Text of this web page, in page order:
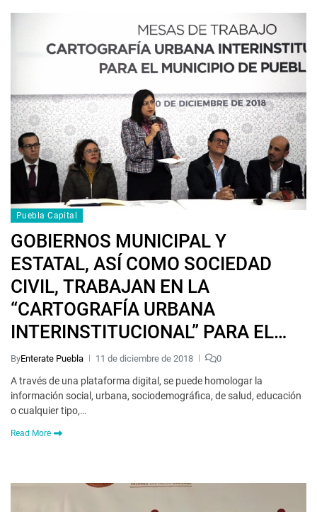
Puebla Capital
GOBIERNOS MUNICIPAL Y
ESTATAL, ASÍ COMO SOCIEDAD
CIVIL, TRABAJAN EN LA
“CARTOGRAFÍA URBANA
INTERINSTITUCIONAL” PARA EL
MUNICIPIO DE PUEBLA
ByEnterate Puebla 11 de diciembre de 2018 0
A través de una plataforma digital, se puede homologar la
información social, urbana, sociodemográfica, de salud, educación
o cualquier tipo,…
Read More